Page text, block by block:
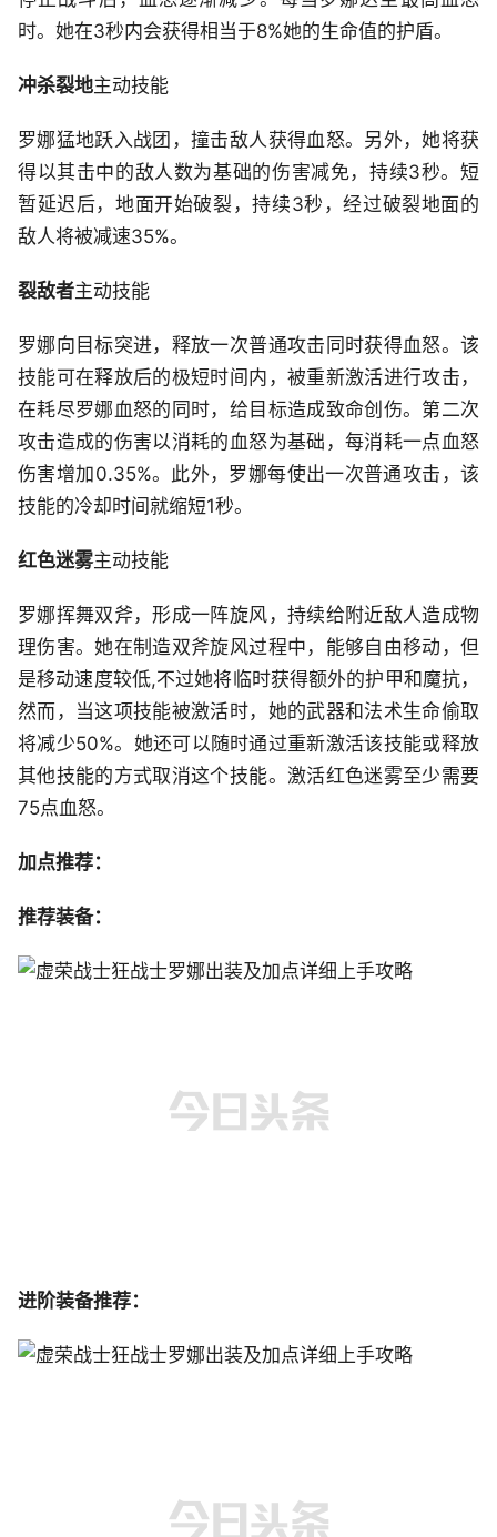
时。她在3秒内会获得相当于8%她的生命值的护盾。
冲杀裂地主动技能
罗娜猛地跃入战团，撞击敌人获得血怒。另外，她将获
得以其击中的敌人数为基础的伤害减免，持续3秒。短
暂延迟后，地面开始破裂，持续3秒，经过破裂地面的
敌人将被减速35%。
裂敌者主动技能
罗娜向目标突进，释放一次普通攻击同时获得血怒。该
技能可在释放后的极短时间内，被重新激活进行攻击，
在耗尽罗娜血怒的同时，给目标造成致命创伤。第二次
攻击造成的伤害以消耗的血怒为基础，每消耗一点血怒
伤害增加0.35%。此外，罗娜每使出一次普通攻击，该
技能的冷却时间就缩短1秒。
红色迷雾主动技能
罗娜挥舞双斧，形成一阵旋风，持续给附近敌人造成物
理伤害。她在制造双斧旋风过程中，能够自由移动，但
是移动速度较低,不过她将临时获得额外的护甲和魔抗，
然而，当这项技能被激活时，她的武器和法术生命偷取
将减少50%。她还可以随时通过重新激活该技能或释放
其他技能的方式取消这个技能。激活红色迷雾至少需要
75点血怒。
加点推荐：
推荐装备：
进阶装备推荐：